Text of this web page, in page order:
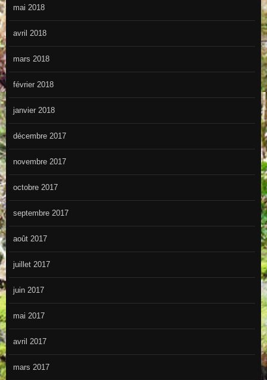
mai 2018
avril 2018
mars 2018
février 2018
janvier 2018
décembre 2017
novembre 2017
octobre 2017
septembre 2017
août 2017
juillet 2017
juin 2017
mai 2017
avril 2017
mars 2017